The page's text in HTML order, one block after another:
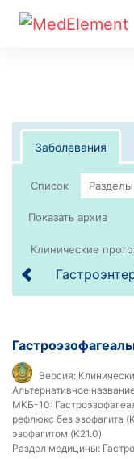
Заболевания
Список
Клинические
Версия:
Альтернативное
МКБ-10:
рефлюкс без эзофагита
эзофагитом (K21.0)
Раздел медицины: